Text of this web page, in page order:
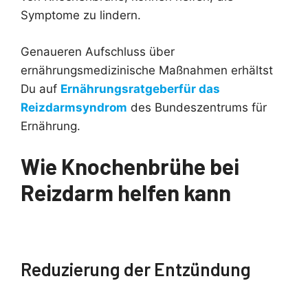
Symptome zu lindern.
Genaueren Aufschluss über
ernährungsmedizinische Maßnahmen erhältst
Du auf Ernährungsratgeberfür das
Reizdarmsyndrom des Bundeszentrums für
Ernährung.
Wie Knochenbrühe bei
Reizdarm helfen kann
Reduzierung der Entzündung